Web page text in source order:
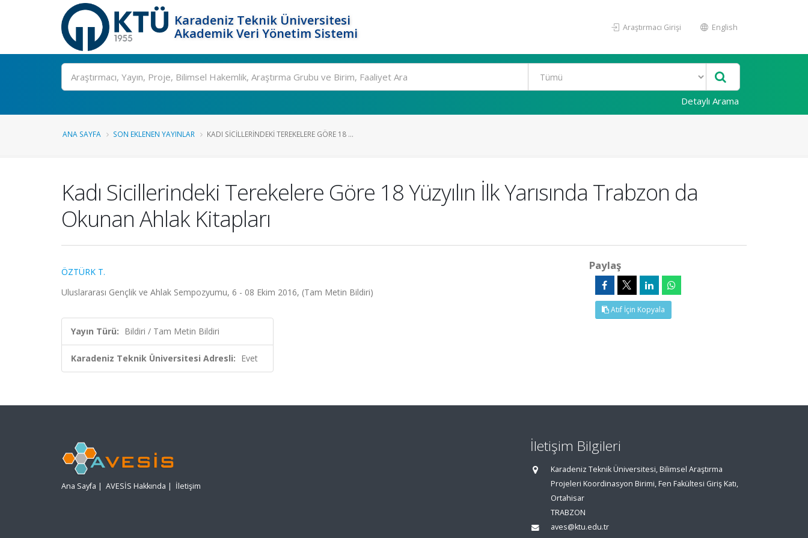
Karadeniz Teknik Üniversitesi
Akademik Veri Yönetim Sistemi
Araştırmacı Girişi English
Ara
Detaylı Arama
ANA SAYFA SON EKLENEN YAYINLAR KADI SICILLERINDEKI TEREKELERE GÖRE 18 ...
Kadı Sicillerindeki Terekelere Göre 18 Yüzyılın İlk Yarısında Trabzon da
Okunan Ahlak Kitapları
ÖZTÜRK T.
Uluslararası Gençlik ve Ahlak Sempozyumu, 6 - 08 Ekim 2016, (Tam Metin Bildiri)
Yayın Türü: Bildiri / Tam Metin Bildiri
Karadeniz Teknik Üniversitesi Adresli: Evet
Paylaş
Atıf İçin Kopyala
Ana Sayfa | AVESİS Hakkında | İletişim
İletişim Bilgileri
Karadeniz Teknik Üniversitesi, Bilimsel Araştırma
Projeleri Koordinasyon Birimi, Fen Fakültesi Giriş Katı,
Ortahisar
TRABZON
aves@ktu.edu.tr